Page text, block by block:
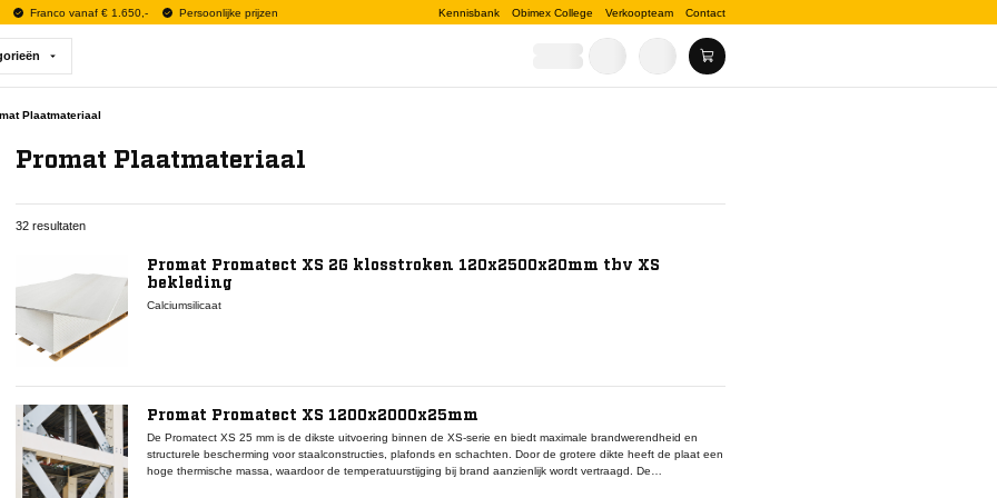
Franco vanaf € 1.650,- Persoonlijke prijzen Kennisbank Obimex College Verkoopteam Contact
Plaatmateriaal
Promat Plaatmateriaal
32 resultaten
Promat Promatect XS 2G klosstroken 120x2500x20mm tbv XS
bekleding
Calciumsilicaat
Promat Promatect XS 1200x2000x25mm
De Promatect XS 25 mm is de dikste uitvoering binnen de XS-serie en biedt maximale brandwerendheid en
structurele bescherming voor staalconstructies, plafonds en schachten. Door de grotere dikte heeft de plaat een
hoge thermische massa, waardoor de temperatuurstijging bij brand aanzienlijk wordt vertraagd. De